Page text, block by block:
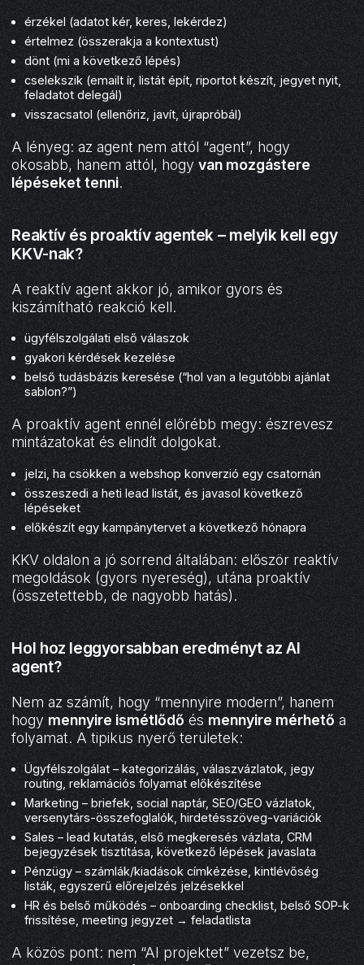
érzékel (adatot kér, keres, lekérdez)
értelmez (összerakja a kontextust)
dönt (mi a következő lépés)
cselekszik (emailt ír, listát épít, riportot készít, jegyet nyit,
feladatot delegál)
visszacsatol (ellenőriz, javít, újrapróbál)
A lényeg: az agent nem attól “agent”, hogy
okosabb, hanem attól, hogyvan mozgástere
lépéseket tenni.
Reaktív és proaktív agentek – melyik kell egy
KKV-nak?
A reaktív agent akkor jó, amikor gyors és
kiszámítható reakció kell.
ügyfélszolgálati első válaszok
gyakori kérdések kezelése
belső tudásbázis keresése (“hol van a legutóbbi ajánlat
sablon?”)
A proaktív agent ennél előrébb megy: észrevesz
mintázatokat és elindít dolgokat.
jelzi, ha csökken a webshop konverzió egy csatornán
összeszedi a heti lead listát, és javasol következő
lépéseket
előkészít egy kampánytervet a következő hónapra
KKV oldalon a jó sorrend általában: először reaktív
megoldások (gyors nyereség), utána proaktív
(összetettebb, de nagyobb hatás).
Hol hoz leggyorsabban eredményt az AI
agent?
Nem az számít, hogy “mennyire modern”, hanem
hogy mennyire ismétlődő és mennyire mérhető a
folyamat. A tipikus nyerő területek:
Ügyfélszolgálat – kategorizálás, válaszvázlatok, jegy
routing, reklamációs folyamat előkészítése
Marketing – briefek, social naptár, SEO/GEO vázlatok,
versenytárs-összefoglalók, hirdetésszöveg-variációk
Sales – lead kutatás, első megkeresés vázlata, CRM
bejegyzések tisztítása, következő lépések javaslata
Pénzügy – számlák/kiadások címkézése, kintlévőség
listák, egyszerű előrejelzés jelzésekkel
HR és belső működés – onboarding checklist, belső SOP-k
frissítése, meeting jegyzet → feladatlista
A közös pont: nem “AI projektet” vezetsz be,